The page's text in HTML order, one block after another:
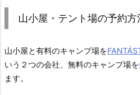
山小屋・テント場の予約方
山小屋と有料のキャンプ場を
いう２つの会社、無料のキャンプ場を
ます。